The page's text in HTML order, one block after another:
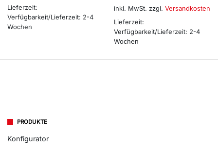
Lieferzeit:
Verfügbarkeit/Lieferzeit: 2-4
Wochen
inkl. MwSt. zzgl. Versandkosten
Lieferzeit:
Verfügbarkeit/Lieferzeit: 2-4
Wochen
PRODUKTE
Konfigurator